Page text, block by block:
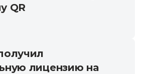
QR
лицензию на